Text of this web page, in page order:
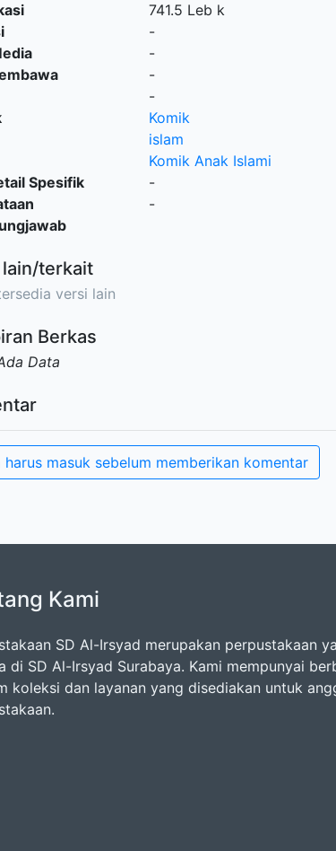
741.5 Leb k
-
-
-
-
Komik
islam
Komik Anak Islami
Spesifik
-
-
terkait
versi lain
Berkas
Data
harus masuk sebelum memberikan komentar
Kami
SD Al-Irsyad merupakan perpustakaan
di SD Al-Irsyad Surabaya. Kami mempunyai
koleksi dan layanan yang disediakan untuk